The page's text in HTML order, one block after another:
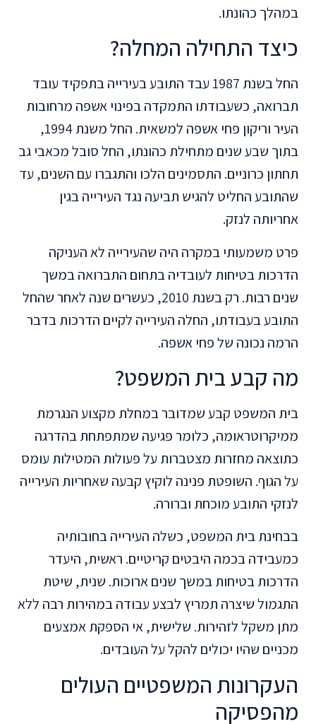
במהלך כהונתו.
כיצד התחילה המחלה?
החל בשנת 1987 עבד התובע בעירייה בתפקיד עובד
תברואה, כשעבודתו התמקדה בפינוי אשפה מרחובות
העיר וריקון פחי אשפה למשאית. החל משנת 1994,
בתוך שבע שנים מתחילת כהונתו, החל סובל מכאבי גב
תחתון כרוניים. התסמינים הלכו והתגברו עם השנים, עד
שהתובע החליט להגיש תביעה נגד העירייה בגין
אחריותה לנזק.
פרט משמעותי במקרה היה שהעירייה לא העניקה
הדרכות בטיחות לעובדיה בתחום התברואה במשך
שנים רבות. רק בשנת 2010, כעשרים שנה לאחר שהחל
התובע בעבודתו, החלה העירייה לקיים הדרכות בדבר
הרמה נכונה של פחי אשפה.
מה קבע בית המשפט?
בית המשפט קבע שמדובר במחלת מקצוע הנגרמת
ממיקרוטראומה, כלומר פגיעה שמתפתחת בהדרגה
כתוצאה מחזרות מצטברות על פעולות המטילות עומס
על הגוף. השופטת פנינה לוקיץ קבעה שאחריות העירייה
לנזקי התובע מוכחת וברורה.
בבחינת בית המשפט, כשלה העירייה בחובותיה
כמעבידה בכמה היבטים קריטיים. ראשית, היעדר
הדרכות בטיחות במשך שנים ארוכות. שנית, שיטת
התגמול שיצרה תמריץ לבצע עבודה במהירות רבה ללא
מתן משקל לזהירות. שלישית, אי הספקת אמצעים
מכניים שהיו יכולים להקל על העובדים.
העקרונות המשפטיים העולים
מהפסיקה